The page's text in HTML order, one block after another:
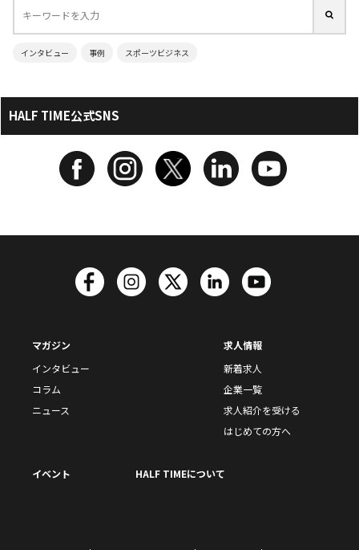
インタビュー 事例 スポーツビジネス
HALF TIME公式SNS
マガジン
インタビュー
コラム
ニュース
求人情報
新着求人
企業一覧
求人紹介を受ける
はじめての方へ
イベント HALF TIMEについて